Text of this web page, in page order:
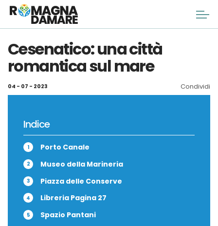
Cesenatico: una città
romantica sul mare
04 - 07 - 2023 Condividi
Indice
Porto Canale
Museo della Marineria
Piazza delle Conserve
Libreria Pagina 27
Spazio Pantani